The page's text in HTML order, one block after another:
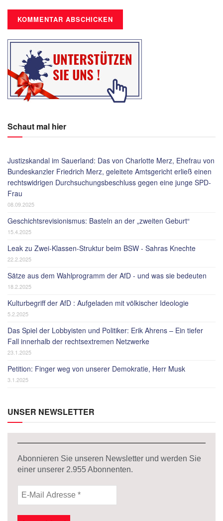
Schaut mal hier
Justizskandal im Sauerland: Das von Charlotte Merz, Ehefrau von
Bundeskanzler Friedrich Merz, geleitete Amtsgericht erließ einen
rechtswidrigen Durchsuchungsbeschluss gegen eine junge SPD-
Frau
08.09.2025
Geschichtsrevisionismus: Basteln an der „zweiten Geburt“
15.4.2025
Leak zu Zwei-Klassen-Struktur beim BSW - Sahras Knechte
22.2.2025
Sätze aus dem Wahlprogramm der AfD - und was sie bedeuten
18.2.2025
Kulturbegriff der AfD : Aufgeladen mit völkischer Ideologie
5.2.2025
Das Spiel der Lobbyisten und Politiker: Erik Ahrens – Ein tiefer
Fall innerhalb der rechtsextremen Netzwerke
23.1.2025
Petition: Finger weg von unserer Demokratie, Herr Musk
3.1.2025
UNSER NEWSLETTER
Abonnieren Sie unseren Newsletter und werden Sie
einer unserer 2.955Abonnenten.